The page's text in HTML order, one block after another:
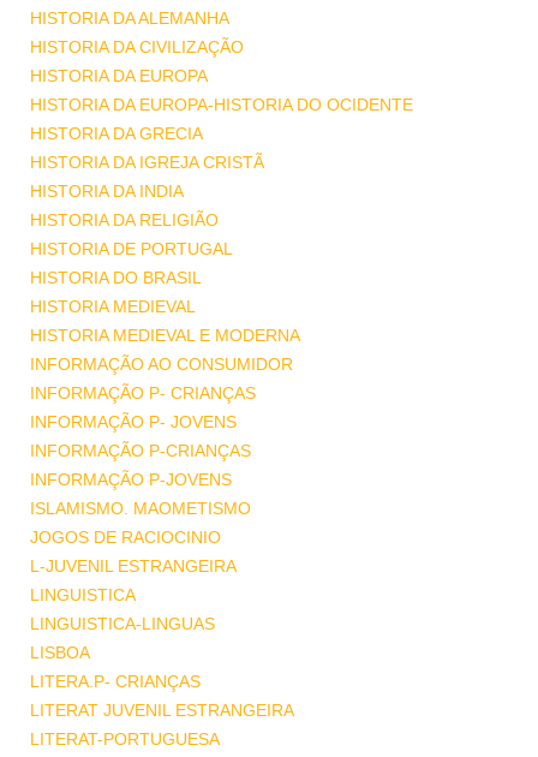
HISTORIA DA ALEMANHA
HISTORIA DA CIVILIZAÇÃO
HISTORIA DA EUROPA
HISTORIA DA EUROPA-HISTORIA DO OCIDENTE
HISTORIA DA GRECIA
HISTORIA DA IGREJA CRISTÃ
HISTORIA DA INDIA
HISTORIA DA RELIGIÃO
HISTORIA DE PORTUGAL
HISTORIA DO BRASIL
HISTORIA MEDIEVAL
HISTORIA MEDIEVAL E MODERNA
INFORMAÇÃO AO CONSUMIDOR
INFORMAÇÃO P- CRIANÇAS
INFORMAÇÃO P- JOVENS
INFORMAÇÃO P-CRIANÇAS
INFORMAÇÃO P-JOVENS
ISLAMISMO. MAOMETISMO
JOGOS DE RACIOCINIO
L-JUVENIL ESTRANGEIRA
LINGUISTICA
LINGUISTICA-LINGUAS
LISBOA
LITERA.P- CRIANÇAS
LITERAT JUVENIL ESTRANGEIRA
LITERAT-PORTUGUESA